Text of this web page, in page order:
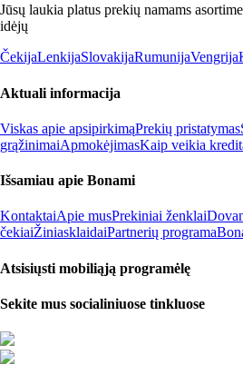
Jūsų laukia platus prekių namams
idėjų
ČekijaLenkijaSlovakijaRumunijaVengrija
Aktuali informacija
Viskas apie apsipirkimąPrekių pristatymas
grąžinimaiApmokėjimasKaip veikia
Išsamiau apie Bonami
KontaktaiApie musPrekiniai ženklai
čekiaiŽiniasklaidaiPartnerių programa
Atsisiųsti mobiliąją programėlę
Sekite mus socialiniuose tinkluose